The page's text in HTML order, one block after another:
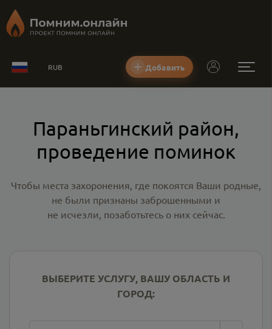
RUB Добавить
Параньгинский район,
проведение поминок
Чтобы места захоронения, где покоятся Ваши родные,
не были признаны заброшенными и
не исчезли, позаботьтесь о них сейчас.
ВЫБЕРИТЕ УСЛУГУ, ВАШУ ОБЛАСТЬ И
ГОРОД: